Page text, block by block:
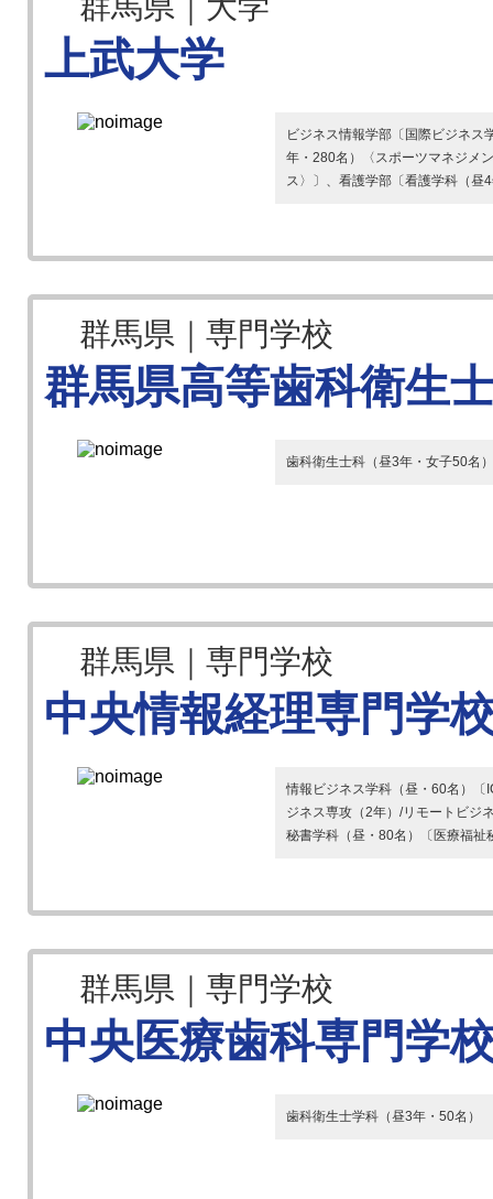
上武大学
ビジネス情報学部〔国際ビジネ
年・280名）〈スポーツマネジメ
ス〉〕、看護学部〔看護学科（昼
群馬県｜専門学校
群馬県高等歯科衛生
歯科衛生士科（昼3年・女子50名）
群馬県｜専門学校
中央情報経理専門学
情報ビジネス学科（昼・60名）〔
ジネス専攻（2年）/リモートビジ
秘書学科（昼・80名）〔医療福祉
群馬県｜専門学校
中央医療歯科専門学
歯科衛生士学科（昼3年・50名）